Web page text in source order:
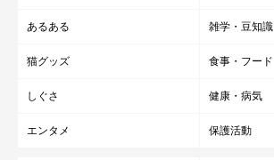
あるある 雑学・豆知識
猫グッズ 食事・フード
しぐさ 健康・病気
エンタメ 保護活動